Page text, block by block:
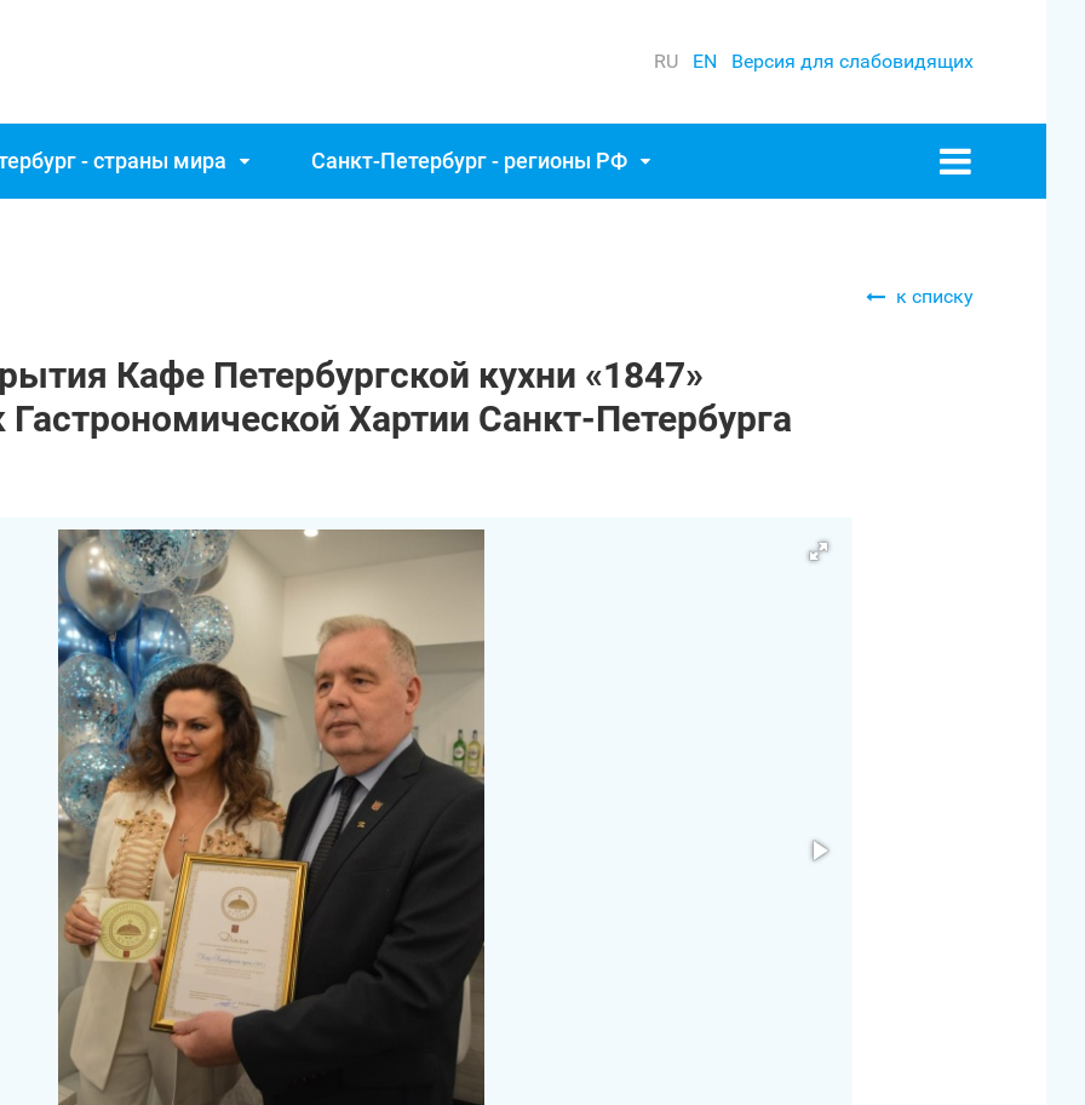
RU EN Версия для слабовидящих
- страны мира Санкт‑Петербург - регионы РФ
к списку
Кафе Петербургской кухни «1847»
Хартии Санкт‑Петербурга